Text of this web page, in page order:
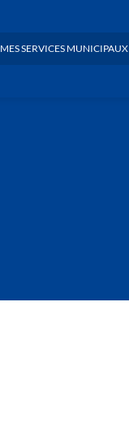
MES SERVICES MUNICIPAUX